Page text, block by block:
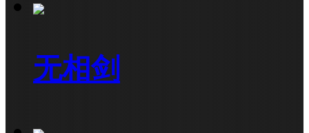
无相剑